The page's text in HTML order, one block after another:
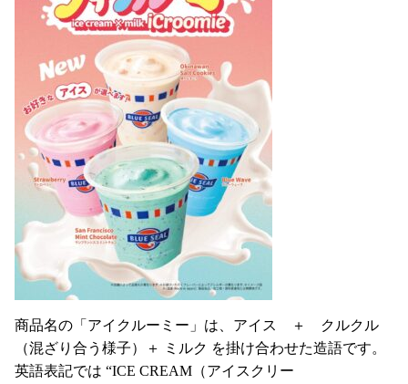
商品名の「アイクルーミー」は、アイス ＋ クルクル
（混ざり合う様子）＋ ミルク を掛け合わせた造語です。
英語表記では “ICE CREAM（アイスクリー